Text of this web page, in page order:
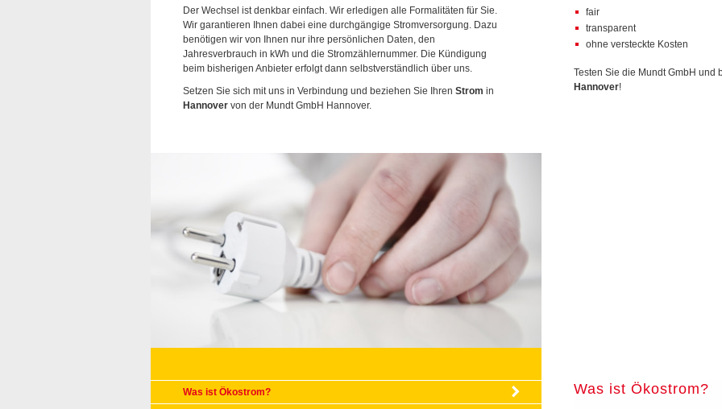
Der Wechsel ist denkbar einfach. Wir erledigen alle Formalitäten für Sie.
Wir garantieren Ihnen dabei eine durchgängige Stromversorgung. Dazu
benötigen wir von Ihnen nur ihre persönlichen Daten, den
Jahresverbrauch in kWh und die Stromzählernummer. Die Kündigung
beim bisherigen Anbieter erfolgt dann selbstverständlich über uns.
Setzen Sie sich mit uns in Verbindung und beziehen Sie Ihren Strom in
Hannover von der Mundt GmbH Hannover.
fair
transparent
ohne versteckte Kosten
Testen Sie die Mundt GmbH und
Hannover!
Was ist Ökostrom? Was ist Ökostrom?